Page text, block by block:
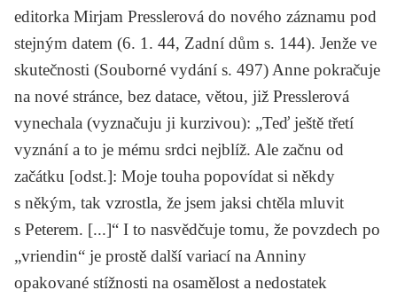
editorka Mirjam Presslerová do nového záznamu pod
stejným datem (6. 1. 44, Zadní dům s. 144). Jenže ve
skutečnosti (Souborné vydání s. 497) Anne pokračuje
na nové stránce, bez datace, větou, již Presslerová
vynechala (vyznačuju ji kurzivou): „Teď ještě třetí
vyznání a to je mému srdci nejblíž. Ale začnu od
začátku [odst.]: Moje touha popovídat si někdy
s někým, tak vzrostla, že jsem jaksi chtěla mluvit
s Peterem. [...]“ I to nasvědčuje tomu, že povzdech po
„vriendin“ je prostě další variací na Anniny
opakované stížnosti na osamělost a nedostatek